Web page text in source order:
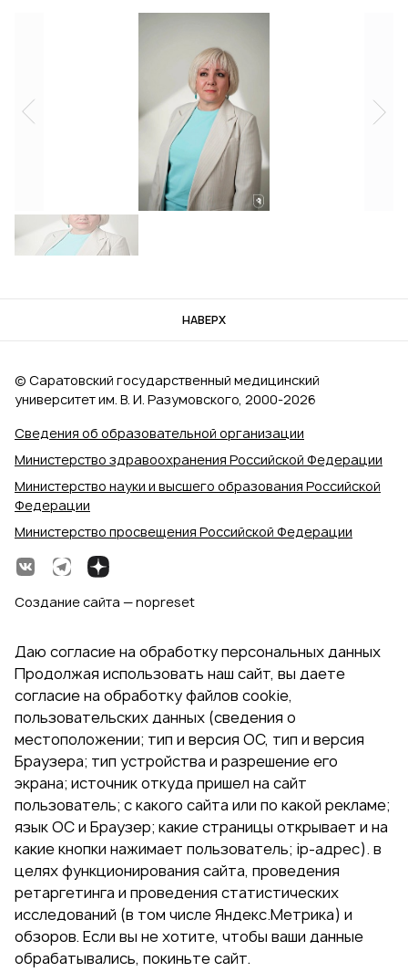
НАВЕРХ
Сведения об образовательной организации
Министерство здравоохранения Российской Федерации
Министерство науки и высшего образования Российской
Федерации
Министерство просвещения Российской Федерации
© Саратовский государственный медицинский
университет им. В. И. Разумовского, 2000‑2026
Создание сайта — nopreset
Даю согласие на обработку персональных данных
Продолжая использовать наш сайт, вы даете
согласие на обработку файлов cookie,
пользовательских данных (сведения о
местоположении; тип и версия ОС, тип и версия
Браузера; тип устройства и разрешение его
экрана; источник откуда пришел на сайт
пользователь; с какого сайта или по какой рекламе;
язык ОС и Браузер; какие страницы открывает и на
какие кнопки нажимает пользователь; ip-адрес). в
целях функционирования сайта, проведения
ретаргетинга и проведения статистических
исследований (в том числе Яндекс.Метрика) и
обзоров. Если вы не хотите, чтобы ваши данные
обрабатывались, покиньте сайт.